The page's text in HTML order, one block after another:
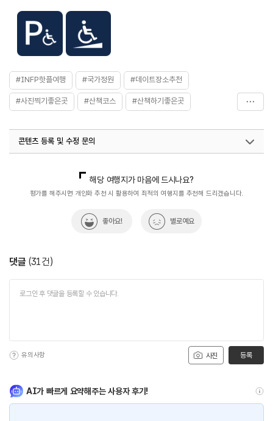
#INFP핫플여행 #국가정원 #데이트장소추천
#사진찍기좋은곳 #산책코스 #산책하기좋은곳
#울산가볼만한곳 #은하수길
콘텐츠 등록 및 수정 문의
열린관광콘텐츠팀(열린관광-모두의여행)
033-738-3425
해당 여행지가 마음에 드시나요?
평가를 해주시면 개인화 추천 시 활용하여 최적의 여행지를 추천해 드리겠습니다.
좋아요! 별로예요
댓글 (31건)
사진
유의사항 등록
AI가 빠르게 요약해주는 사용자 후기!